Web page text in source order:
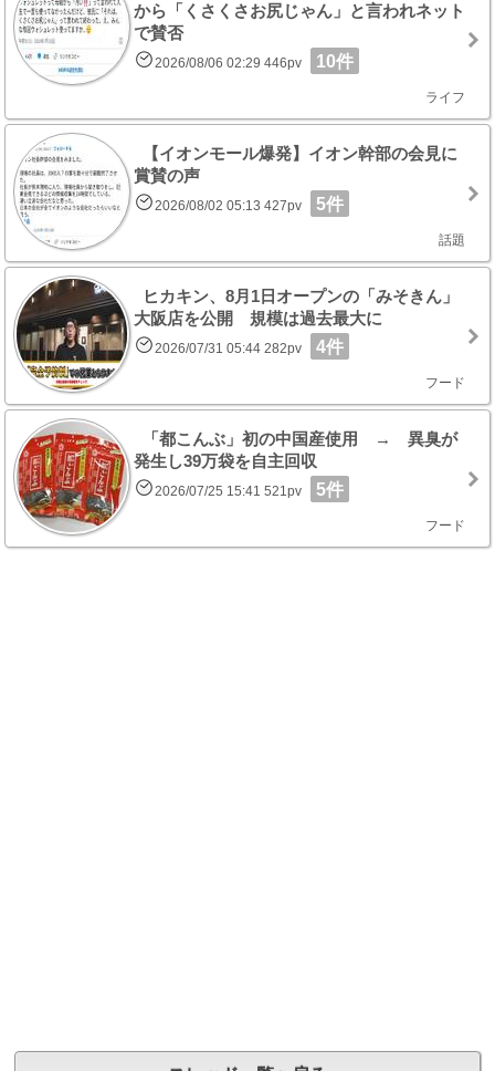
から「くさくさお尻じゃん」と言われネット
で賛否
2026/08/06 02:29 446pv 10件
ライフ
【イオンモール爆発】イオン幹部の会見に
賞賛の声
2026/08/02 05:13 427pv 5件
話題
ヒカキン、8月1日オープンの「みそきん」
大阪店を公開 規模は過去最大に
2026/07/31 05:44 282pv 4件
フード
「都こんぶ」初の中国産使用 → 異臭が
発生し39万袋を自主回収
2026/07/25 15:41 521pv 5件
フード